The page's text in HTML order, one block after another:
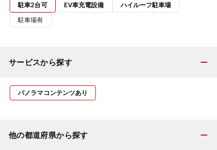
駐車2台可
EV車充電設備
ハイルーフ駐車場
駐車場有
サービスから探す
パノラマコンテンツあり
他の都道府県から探す